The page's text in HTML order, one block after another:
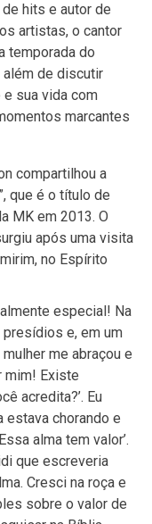
hits e autor de
artistas, o cantor
temporada do
além de discutir
sua vida com
marcantes
compartilhou a
que é o título de
MK em 2013. O
após uma visita
no Espírito
especial! Na
e, em um
me abraçou e
mim! Existe
acredita?’. Eu
estava chorando e
alma tem valor’.
que escreveria
Cresci na roça e
sobre o valor de